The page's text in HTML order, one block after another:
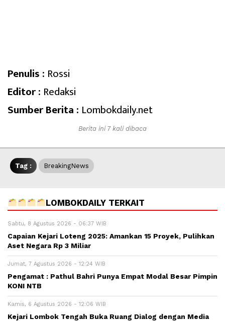
Penulis : Rossi
Editor : Redaksi
Sumber Berita : Lombokdaily.net
Berita ini 7 kali dibaca
Tag : BreakingNews
LOMBOKDAILY TERKAIT
Sabtu, 8 Agustus 2026 - 06:37 WIB
Capaian Kejari Loteng 2025: Amankan 15 Proyek, Pulihkan
Aset Negara Rp 3 Miliar
Jumat, 7 Agustus 2026 - 12:24 WIB
Pengamat : Pathul Bahri Punya Empat Modal Besar Pimpin
KONI NTB
Kamis, 6 Agustus 2026 - 12:06 WIB
Kejari Lombok Tengah Buka Ruang Dialog dengan Media